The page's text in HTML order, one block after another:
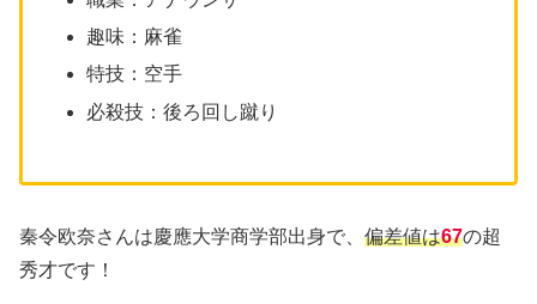
趣味：麻雀
特技：空手
必殺技：後ろ回し蹴り
秦令欧奈さんは慶應大学商学部出身で、 偏差値は67の超
秀才です！